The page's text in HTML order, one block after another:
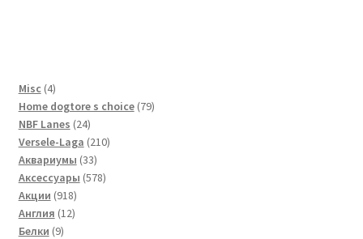
Misc 44
товара
Home dogtore s choice 7979
NBF Lanes 2424
товара
Versele-Laga 210210
Аквариумы 3333
товара
Аксессуары 578578
Акции 918918
товаров
Англия 1212
Белки 99